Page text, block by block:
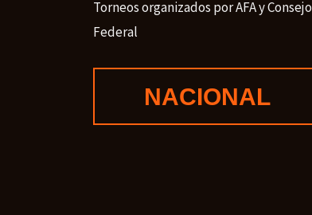
Torneos organizados por AFA y Consejo
Federal
NACIONAL